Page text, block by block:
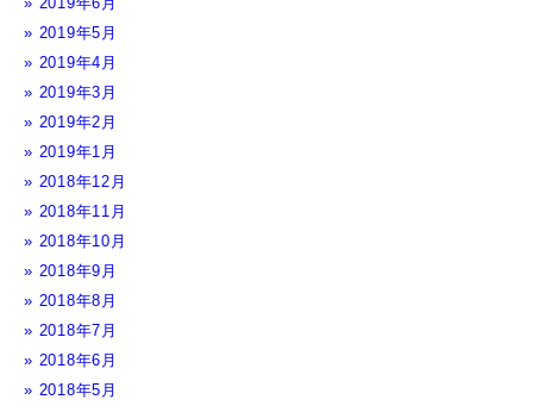
2019年5月
2019年4月
2019年3月
2019年2月
2019年1月
2018年12月
2018年11月
2018年10月
2018年9月
2018年8月
2018年7月
2018年6月
2018年5月